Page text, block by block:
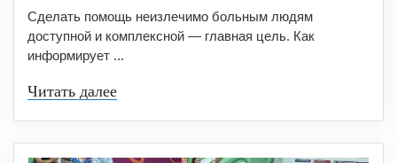
Сделать помощь неизлечимо больным людям
доступной и комплексной — главная цель. Как
информирует ...
Читать далее